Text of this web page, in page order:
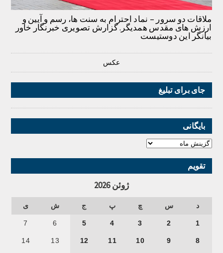
ملاقات دو سرور – نماد احترام به سنت ها، رسم و آیین و
ارزش های مقدس همدیگر. گزارش تصویری خبرنگار خاور
بیانگر این دوستیست
عکس
جای برای تبلیغ
بایگانی
تقویم
ژوئن 2026
د س چ پ ج ش ی
1
2
3
4
5
6
7
8
9
10
11
12
13
14